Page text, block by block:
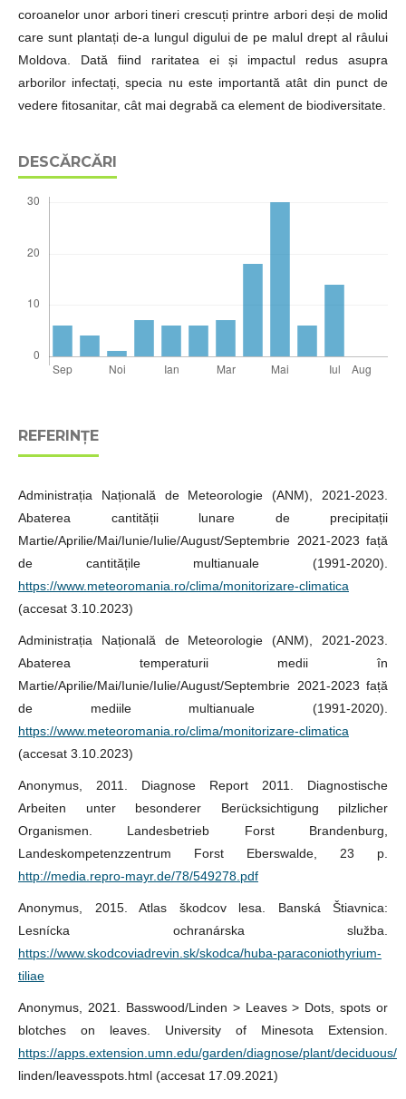
coroanelor unor arbori tineri crescuți printre arbori deși de molid
care sunt plantați de-a lungul digului de pe malul drept al râului
Moldova. Dată fiind raritatea ei și impactul redus asupra
arborilor infectați, specia nu este importantă atât din punct de
vedere fitosanitar, cât mai degrabă ca element de biodiversitate.
DESCĂRCĂRI
REFERINȚE
Administrația Națională de Meteorologie (ANM), 2021-2023.
Abaterea cantității lunare de precipitații
Martie/Aprilie/Mai/Iunie/Iulie/August/Septembrie 2021-2023 față
de cantitățile multianuale (1991-2020).
https://www.meteoromania.ro/clima/monitorizare-climatica
(accesat 3.10.2023)
Administrația Națională de Meteorologie (ANM), 2021-2023.
Abaterea temperaturii medii în
Martie/Aprilie/Mai/Iunie/Iulie/August/Septembrie 2021-2023 față
de mediile multianuale (1991-2020).
https://www.meteoromania.ro/clima/monitorizare-climatica
(accesat 3.10.2023)
Anonymus, 2011. Diagnose Report 2011. Diagnostische
Arbeiten unter besonderer Berücksichtigung pilzlicher
Organismen. Landesbetrieb Forst Brandenburg,
Landeskompetenzzentrum Forst Eberswalde, 23 p.
http://media.repro-mayr.de/78/549278.pdf
Anonymus, 2015. Atlas škodcov lesa. Banská Štiavnica:
Lesnícka ochranárska služba.
https://www.skodcoviadrevin.sk/skodca/huba-paraconiothyrium-
tiliae
Anonymus, 2021. Basswood/Linden > Leaves > Dots, spots or
blotches on leaves. University of Minesota Extension.
https://apps.extension.umn.edu/garden/diagnose/plant/deciduous/
linden/leavesspots.html (accesat 17.09.2021)